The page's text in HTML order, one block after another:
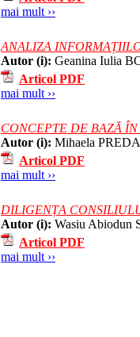
mai mult ››
ANALIZA
Autor (i): Geanina Iulia
Articol PDF
mai mult ››
CONCEPTE DE BAZĂ
Autor (i): Mihaela PREDA
Articol PDF
mai mult ››
DILIGENȚA
Autor (i): Wasiu Abiodun
Articol PDF
mai mult ››